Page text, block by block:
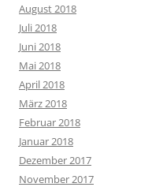
August 2018
Juli 2018
Juni 2018
Mai 2018
April 2018
März 2018
Februar 2018
Januar 2018
Dezember 2017
November 2017